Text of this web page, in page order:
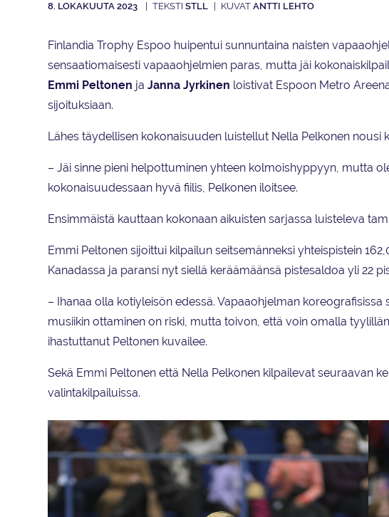
8. LOKAKUUTA 2023 STLL ANTTI LEHTO
Finlandia Trophy Espoo huipentui sunnuntaina naisten
sensaatiomaisesti vapaaohjelmien paras, mutta jäi
Emmi Peltonen ja Janna Jyrkinen loistivat Espoon Metro
sijoituksiaan.
Lähes täydellisen kokonaisuuden luistellut Nella Pelkonen nousi
– Jäi sinne pieni helpottuminen yhteen kolmoishyppyyn, mutta
kokonaisuudessaan hyvä fiilis, Pelkonen iloitsee.
Ensimmäistä kauttaan kokonaan aikuisten sarjassa luisteleva
Emmi Peltonen sijoittui kilpailun seitsemänneksi yhteispistein
Kanadassa ja paransi nyt siellä keräämäänsä pistesaldoa yli 22
– Ihanaa olla kotiyleisön edessä. Vapaaohjelman
musiikin ottaminen on riski, mutta toivon, että voin omalla
ihastuttanut Peltonen kuvailee.
Sekä Emmi Peltonen että Nella Pelkonen kilpailevat seuraavan
valintakilpailuissa.